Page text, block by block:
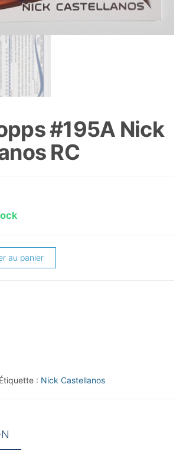
#195A Nick
RC
au panier
Étiquette : Nick Castellanos